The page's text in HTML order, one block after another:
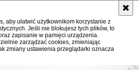
aby ułatwić użytkownikom korzystanie z
Jeśli nie blokujesz tych plików, to
zapisanie w pamięci urządzenia.
zarządzać cookies, zmieniając
zmiany ustawienia przeglądarki oznacza